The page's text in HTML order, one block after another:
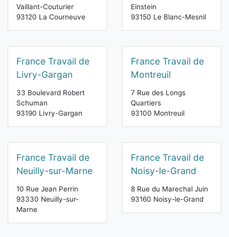
Vaillant-Couturier
93120 La Courneuve
Einstein
93150 Le Blanc-Mesnil
France Travail de
Livry-Gargan
33 Boulevard Robert
Schuman
93190 Livry-Gargan
France Travail de
Montreuil
7 Rue des Longs
Quartiers
93100 Montreuil
France Travail de
Neuilly-sur-Marne
10 Rue Jean Perrin
93330 Neuilly-sur-
Marne
France Travail de
Noisy-le-Grand
8 Rue du Marechal Juin
93160 Noisy-le-Grand